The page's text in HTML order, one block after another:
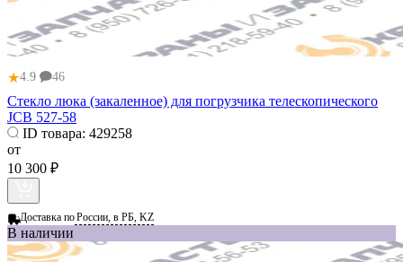
★4.9 46
Стекло люка (закаленное) для погрузчика телескопического
JCB 527-58
ID товара: 429258
от
10 300 ₽
Доставка поРоссии, в РБ, KZ
В наличии